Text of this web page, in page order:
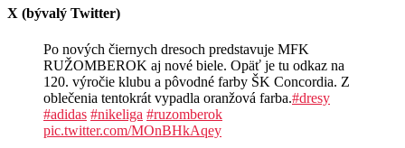
X (bývalý Twitter)
Po nových čiernych dresoch predstavuje MFK
RUŽOMBEROK aj nové biele. Opäť je tu odkaz na
120. výročie klubu a pôvodné farby ŠK Concordia. Z
oblečenia tentokrát vypadla oranžová farba.#dresy
#adidas #nikeliga #ruzomberok
pic.twitter.com/MOnBHkAqey